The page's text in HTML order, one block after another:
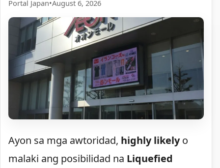
Portal Japan•August 6, 2026
Ayon sa mga awtoridad, highly likelyo
malaki ang posibilidad na Liquefied